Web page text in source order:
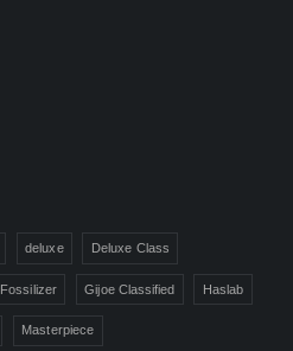
deluxe Deluxe Class
Fossilizer Gijoe Classified Haslab
Masterpiece